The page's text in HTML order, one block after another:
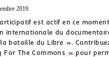
2019.
est actif en ce
internationale du
bataille du Libre ».
For The Commons » pour